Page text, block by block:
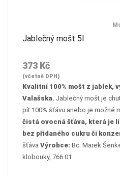
Jablečný mošt 5l
373 Kč
(včetně DPH)
Kvalitní 100% mošt z jablek,
Valašska. Jablečný mošt je
pít 100% šťávu anebo je možné
čistá ovocná šťáva, která je
bez přidaného cukru či
šťáva Výrobce: Bc. Marek
klobouky, 766 01